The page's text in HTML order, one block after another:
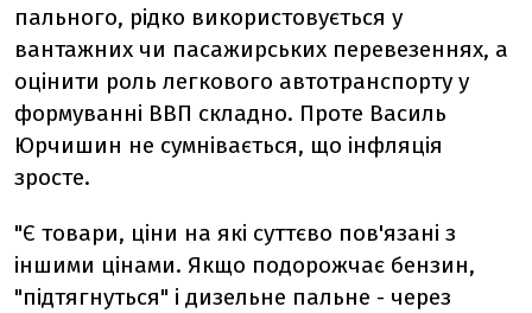
пального, рідко використовується у
вантажних чи пасажирських перевезеннях, а
оцінити роль легкового автотранспорту у
формуванні ВВП складно. Проте Василь
Юрчишин не сумнівається, що інфляція
зросте.
"Є товари, ціни на які суттєво пов'язані з
іншими цінами. Якщо подорожчає бензин,
"підтягнуться" і дизельне пальне - через